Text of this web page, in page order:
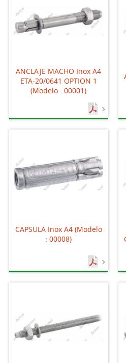
ANCLAJE MACHO Inox A4
ETA-20/0641 OPTION 1
(Modelo : 00001)
CAPSULA Inox A4 (Modelo
: 00008)